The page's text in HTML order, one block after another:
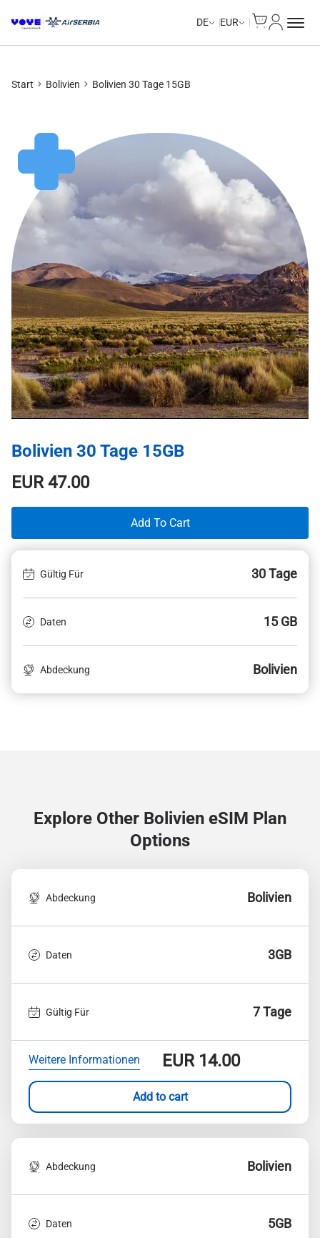
DE EUR
Start Bolivien Bolivien 30 Tage 15GB
Bolivien 30 Tage 15GB
EUR47.00
Add To Cart
Gültig Für 30 Tage
Daten 15 GB
Abdeckung Bolivien
Explore Other Bolivien eSIM Plan
Options
Abdeckung Bolivien
Daten 3GB
Gültig Für 7 Tage
Weitere Informationen EUR14.00
Add to cart
Abdeckung Bolivien
Daten 5GB